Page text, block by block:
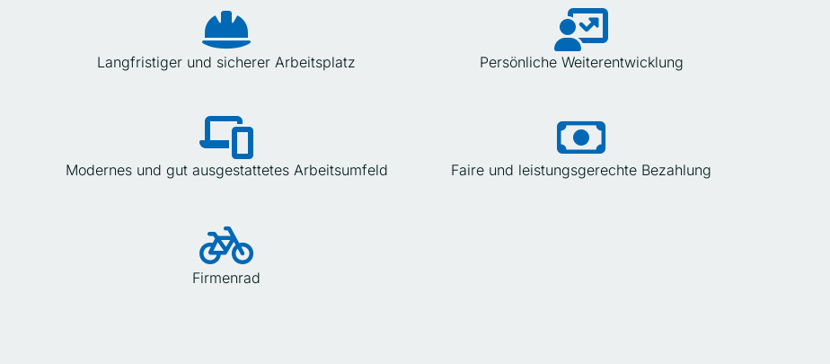
Langfristiger und sicherer Arbeitsplatz Persönliche Weiterentwicklung
Modernes und gut ausgestattetes Arbeitsumfeld Faire und leistungsgerechte Bezahlung
Firmenrad